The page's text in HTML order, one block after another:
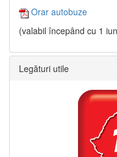
Orar autobuze
(valabil începând cu 1
Legături utile